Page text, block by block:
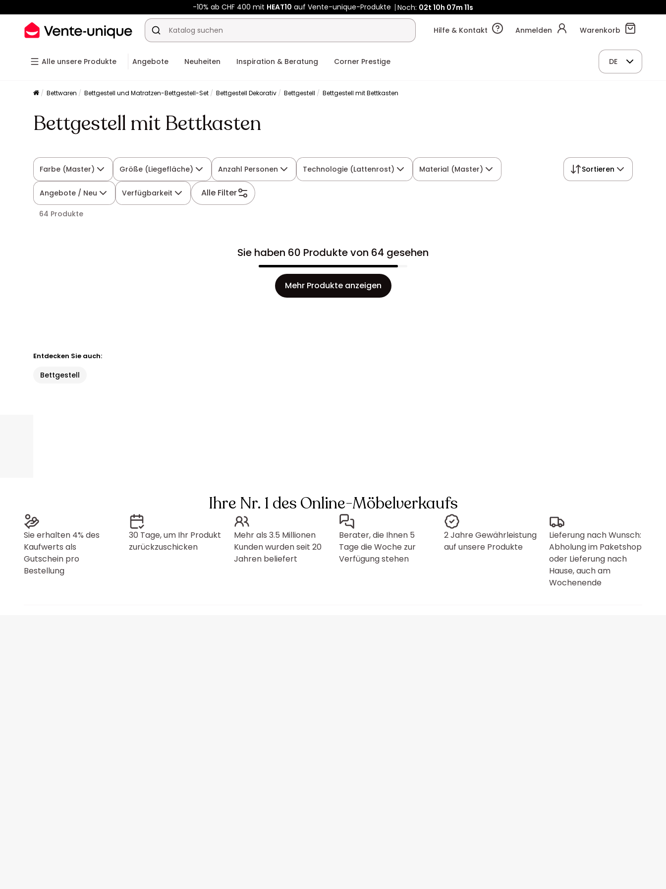
-10% ab CHF 400 mit HEAT10auf Vente-unique-Produkte Noch: 02t 10h 07m 10s
Hilfe & Kontakt Anmelden Warenkorb
Alle unsere Produkte Angebote Neuheiten Inspiration & Beratung Corner Prestige DE
Bettwaren Bettgestell und Matratzen-Bettgestell-Set Bettgestell Dekorativ Bettgestell Bettgestell mit Bettkasten
Bettgestell mit Bettkasten
Farbe (Master) Größe (Liegefläche) Anzahl Personen Technologie (Lattenrost) Material (Master)
Angebote / Neu Verfügbarkeit Alle Filter
Sortieren
64 Produkte
Sie haben 60 Produkte von 64 gesehen
Mehr Produkte anzeigen
Entdecken Sie auch:
Bettgestell
Ihre Nr. 1 des Online-Möbelverkaufs
Sie erhalten 4% des
Kaufwerts als
Gutschein pro
Bestellung
30 Tage, um Ihr Produkt
zurückzuschicken
Mehr als 3.5 Millionen
Kunden wurden seit 20
Jahren beliefert
Berater, die Ihnen 5
Tage die Woche zur
Verfügung stehen
2 Jahre Gewährleistung
auf unsere Produkte
Lieferung nach Wunsch:
Abholung im Paketshop
oder Lieferung nach
Hause, auch am
Wochenende